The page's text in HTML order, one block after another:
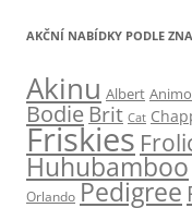
AKČNÍ NABÍDKY PODLE
Akinu Albert
Bodie Brit Cat
Friskies
Huhubamboo
Orlando Pedigree